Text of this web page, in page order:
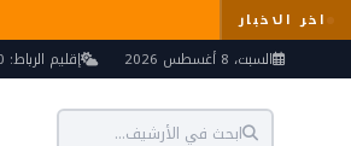
اخر الاخبار
السبت، 8 أغسطس 2026
إقليم الرباط: 30°م غائم جزئي